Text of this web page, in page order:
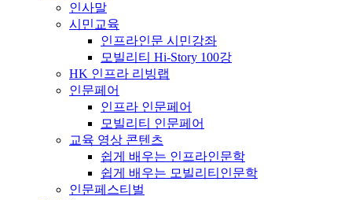
인사말
시민교육
인프라인문 시민강좌
모빌리티 Hi-Story 100강
HK 인프라 리빙랩
인문페어
인프라 인문페어
모빌리티 인문페어
교육 영상 콘텐츠
쉽게 배우는 인프라인문학
쉽게 배우는 모빌리티인문학
인문페스티벌